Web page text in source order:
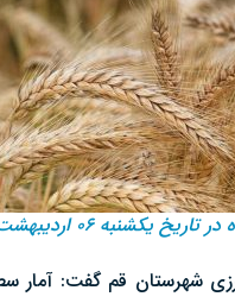
یکشنبه ۰۶ اردیبهشت ۱۴۰۵
شهرستان قم گفت: آمار